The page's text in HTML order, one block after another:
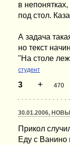
в
под стол.
А задача
но текст
"На столе
студент
3 + 470
30.01.2006,
Прикол
Еду с Ванино